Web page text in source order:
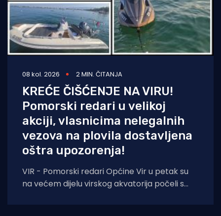
08 kol. 2026 2 MIN. ČITANJA
KREĆE ČIŠĆENJE NA VIRU!
Pomorski redari u velikoj
akciji, vlasnicima nelegalnih
vezova na plovila dostavljena
oštra upozorenja!
VIR - Pomorski redari Općine Vir u petak su
na većem dijelu virskog akvatorija počeli s